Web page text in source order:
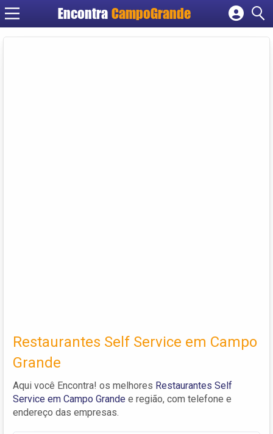
Encontra CampoGrande
Cadastrar empresa
Restaurantes Self Service em Campo
Grande
Aqui você Encontra! os melhores Restaurantes Self
Service em Campo Grande e região, com telefone e
endereço das empresas.